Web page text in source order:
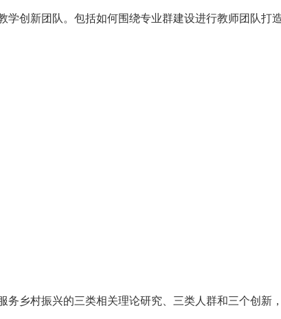
创新团队。包括如何围绕专业群建设进行教师团队打
乡村振兴的三类相关理论研究、三类人群和三个创新